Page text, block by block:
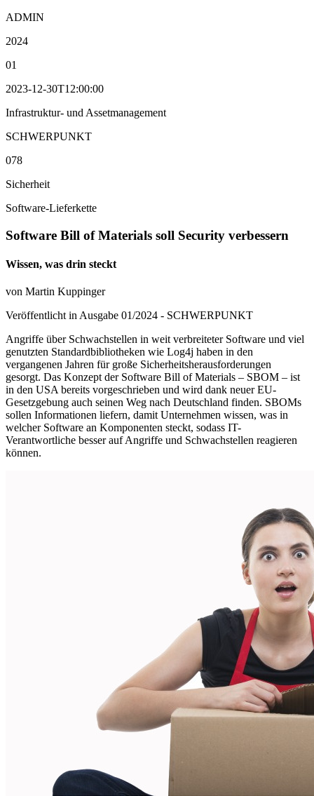
ADMIN
2024
01
2023-12-30T12:00:00
Infrastruktur- und Assetmanagement
SCHWERPUNKT
078
Sicherheit
Software-Lieferkette
Software Bill of Materials soll Security verbessern
Wissen, was drin steckt
von Martin Kuppinger
Veröffentlicht in Ausgabe 01/2024 - SCHWERPUNKT
Angriffe über Schwachstellen in weit verbreiteter Software und viel
genutzten Standardbibliotheken wie Log4j haben in den
vergangenen Jahren für große Sicherheitsherausforderungen
gesorgt. Das Konzept der Software Bill of Materials – SBOM – ist
in den USA bereits vorgeschrieben und wird dank neuer EU-
Gesetzgebung auch seinen Weg nach Deutschland finden. SBOMs
sollen Informationen liefern, damit Unternehmen wissen, was in
welcher Software an Komponenten steckt, sodass IT-
Verantwortliche besser auf Angriffe und Schwachstellen reagieren
können.